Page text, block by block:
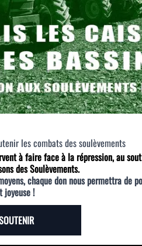
les combats des soulèvements
à faire face à la répression, au
des Soulèvements.
chaque don nous permettra de
!